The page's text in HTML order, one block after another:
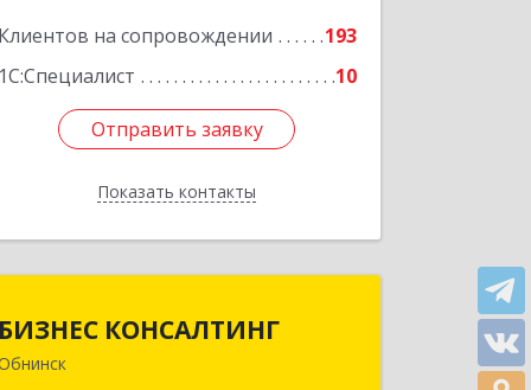
Клиентов на сопровождении
193
1С:Специалист
10
Отправить заявку
Показать контакты
Подробнее
Отправить заявку
Назад
БИЗНЕС КОНСАЛТИНГ
249032, Калужская обл, Обнинск г,